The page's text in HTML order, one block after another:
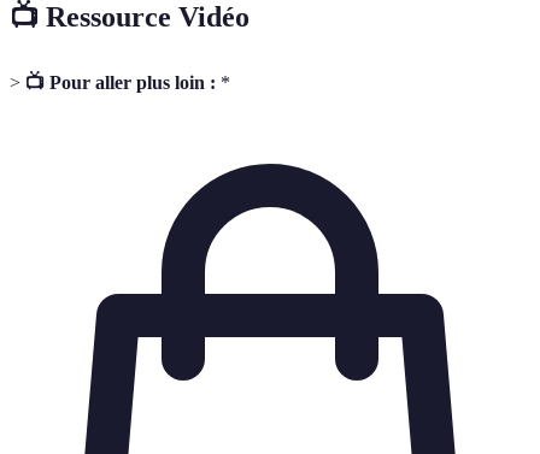
📺 Ressource Vidéo
> 📺 Pour aller plus loin : *